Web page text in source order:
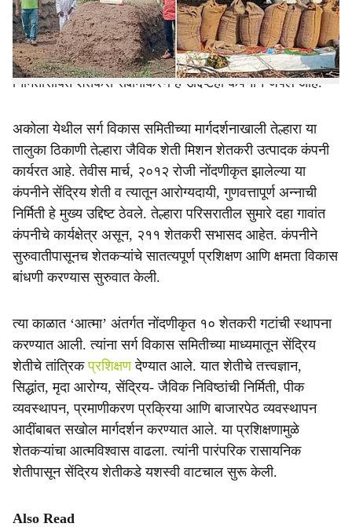
e
देऊन त्यांना त्यामध्ये कुशल केले आहे. त्याचबरोबर बांधावरून तूर,
हरभरा व गहू खरेदी- विक्रीतून कंपनीने वार्षिक दीड कोटींच्या
उलाढालीपर्यंत झेप घेतली आहे. सेंद्रिय शेतीतून आरोग्यदायी अन्न
निर्मितीसोबत शेतकरी सक्षमीकरण हे उद्दिष्टही कंपनीने जपले आहे.
अकोला येथील सर्ग विकास समितीच्या मार्गदर्शनाखाली तेल्हारा या
तालुका ठिकाणी तेल्हारा जैविक शेती मिशन शेतकरी उत्पादक कंपनी
कार्यरत आहे. तेवीस मार्च, २०१२ रोजी नोंदणीकृत झालेल्या या
कंपनीने सेंद्रिय शेती व त्यातून आरोग्यदायी, गुणवत्तापूर्ण अन्नाची
निर्मिती हे मुख्य उद्दिष्ट ठेवले. तेल्हारा परिसरातील सुमारे दहा गावांत
कंपनीचे कार्यक्षेत्र असून, २११ शेतकरी सभासद आहेत. कंपनीने
सुरुवातीपासूनच शेतकऱ्यांचे सातत्यपूर्ण प्रशिक्षण आणि क्षमता विकास
बांधणी करण्यास सुरुवात केली.
त्या काळात ‘आत्मा’ अंतर्गत नोंदणीकृत १० शेतकरी गटांची स्थापना
करण्यात आली. त्यांना सर्ग विकास समितीच्या माध्यमातून सेंद्रिय
शेतीचे तांत्रिकप्रशिक्षणदेण्यात आले. यात शेतीचे तत्त्वज्ञान,
सिद्धांत, मृदा आरोग्य, सेंद्रिय- जैविक निविष्ठांची निर्मिती, पीक
व्यवस्थापन, प्रमाणीकरण प्रक्रिया आणि बाजारपेठ व्यवस्थापन
आदींबाबत सखोल मार्गदर्शन करण्यात आले. या प्रशिक्षणामुळे
शेतकऱ्यांचा आत्मविश्वास वाढला. त्यांनी पारंपरिक रासायनिक
शेतीपासून सेंद्रिय शेतीकडे यशस्वी वाटचाल सुरू केली.
Also Read